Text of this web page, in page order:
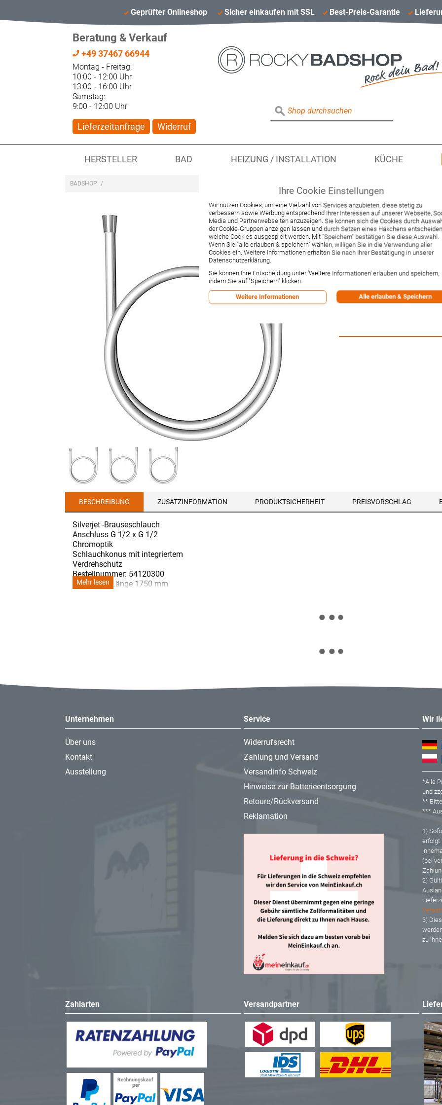
Geprüfter Onlineshop Sicher einkaufen mit SSL Best-Preis-Garantie
Beratung & Verkauf
+49 37467 66944
Montag - Freitag:
10:00 - 12:00 Uhr
13:00 - 16:00 Uhr
Samstag:
9:00 - 12:00 Uhr
Lieferzeitanfrage Widerruf
HERSTELLER BAD HEIZUNG / INSTALLATION KÜCHE
BADSHOP /
Hansa
1750mm
Artikelnummer:54120300
Hersteller:Hansa
27,00 €
-1% Rabatt bei Vorkasse per
BESCHREIBUNG ZUSATZINFORMATION PRODUKTSICHERHEIT PREISVORSCHLAG
Silverjet -Brauseschlauch
Anschluss G 1/2 x G 1/2
Chromoptik
Schlauchkonus mit integriertem
Verdrehschutz
Bestellnummer: 54120300
verchromt, Länge 1750 mm
Mehr lesen
Unternehmen
Über uns
Kontakt
Ausstellung
Service
Widerrufsrecht
Zahlung und Versand
Versandinfo Schweiz
Hinweise zur Batterieentsorgung
Retoure/Rückversand
Reklamation
Wir
*Alle
und
**
***
1)
erfolgt
(bei
2)
3)
zu
Zahlarten Versandpartner
Ihre Cookie Einstellungen
Wir nutzen Cookies, um eine Vielzahl von Services anzubieten, diese stetig zu
verbessern sowie Werbung entsprechend Ihrer Interessen auf unserer Webseite,
Media und Partnerwebseiten anzuzeigen. Sie können sich die Cookies durch
der Cookie-Gruppen anzeigen lassen und durch Setzen eines Häkchens
welche Cookies ausgespielt werden. Mit "Speichern" bestätigen Sie diese Auswahl.
Wenn Sie "alle erlauben & speichern" wählen, willigen Sie in die Verwendung aller
Cookies ein. Weitere Informationen erhalten Sie nach Ihrer Bestätigung in unserer
Datenschutzerklärung.
Sie können Ihre Entscheidung unter 'Weitere Informationen' erlauben und speichern,
indem Sie auf "Speichern" klicken.
Weitere Informationen Alle erlauben & Speichern